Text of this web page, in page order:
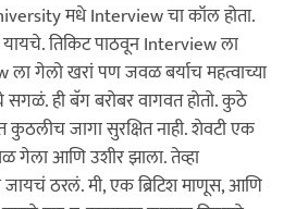
मधे Interview चा कॉल होता.
यायचे. तिकिट पाठवून Interview ला
गेलो खरां पण जवळ बर्याच महत्वाच्या
ही बॅग बरोबर वागवत होतो. कुठे
कुठलीच जागा सुरक्षित नाही. शेवटी एक
गेला आणि उशीर झाला. तेव्हा
ठरलं. मी, एक ब्रिटिश माणूस, आणि